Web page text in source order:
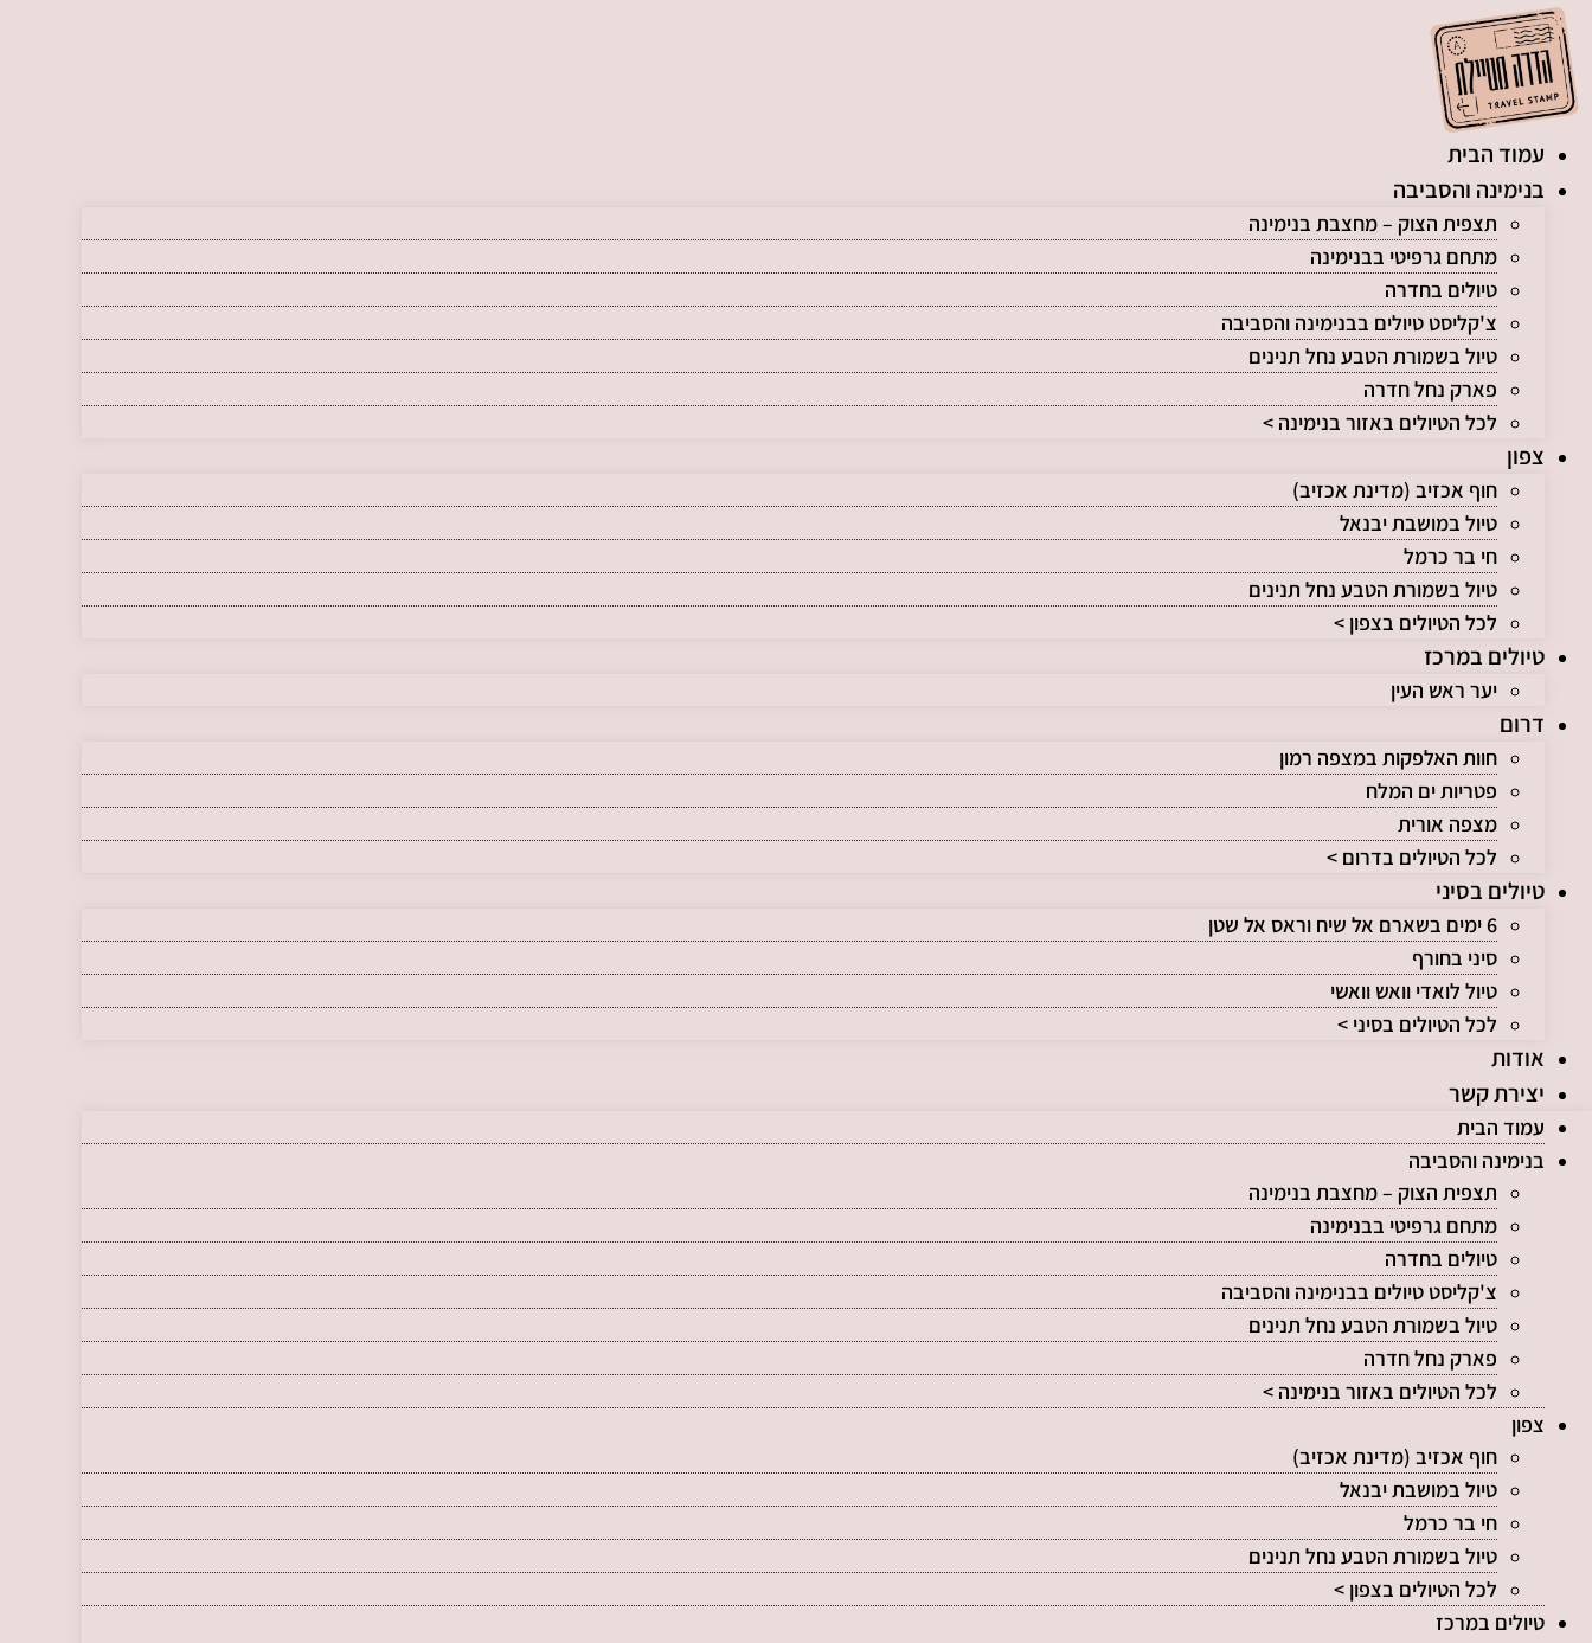
לתוכן
עמוד הבית
בנימינה והסביבה
תצפית הצוק – מחצבת בנימינה
מתחם גרפיטי בבנימינה
טיולים בחדרה
צ'קליסט טיולים בבנימינה והסביבה
טיול בשמורת הטבע נחל תנינים
פארק נחל חדרה
לכל הטיולים באזור בנימינה >
צפון
חוף אכזיב (מדינת אכזיב)
טיול במושבת יבנאל
חי בר כרמל
טיול בשמורת הטבע נחל תנינים
לכל הטיולים בצפון >
טיולים במרכז
יער ראש העין
דרום
חוות האלפקות במצפה רמון
פטריות ים המלח
מצפה אורית
לכל הטיולים בדרום >
טיולים בסיני
6 ימים בשארם אל שיח וראס אל שטן
סיני בחורף
טיול לואדי וואש וואשי
לכל הטיולים בסיני >
אודות
יצירת קשר
עמוד הבית
בנימינה והסביבה
תצפית הצוק – מחצבת בנימינה
מתחם גרפיטי בבנימינה
טיולים בחדרה
צ'קליסט טיולים בבנימינה והסביבה
טיול בשמורת הטבע נחל תנינים
פארק נחל חדרה
לכל הטיולים באזור בנימינה >
צפון
חוף אכזיב (מדינת אכזיב)
טיול במושבת יבנאל
חי בר כרמל
טיול בשמורת הטבע נחל תנינים
לכל הטיולים בצפון >
טיולים במרכז